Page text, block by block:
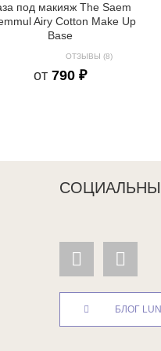
под макияж The Saem
Airy Cotton Make Up
Base
ОТЗЫВЫ (8)
от 790 ₽
БЛОГ